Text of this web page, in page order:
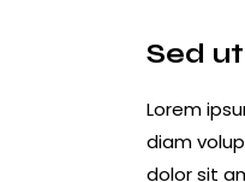
Sed
Lorem
diam
dolor sit